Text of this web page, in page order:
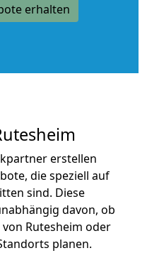
erhalten
erstellen
die speziell auf
sind. Diese
davon, ob
Rutesheim oder
planen.